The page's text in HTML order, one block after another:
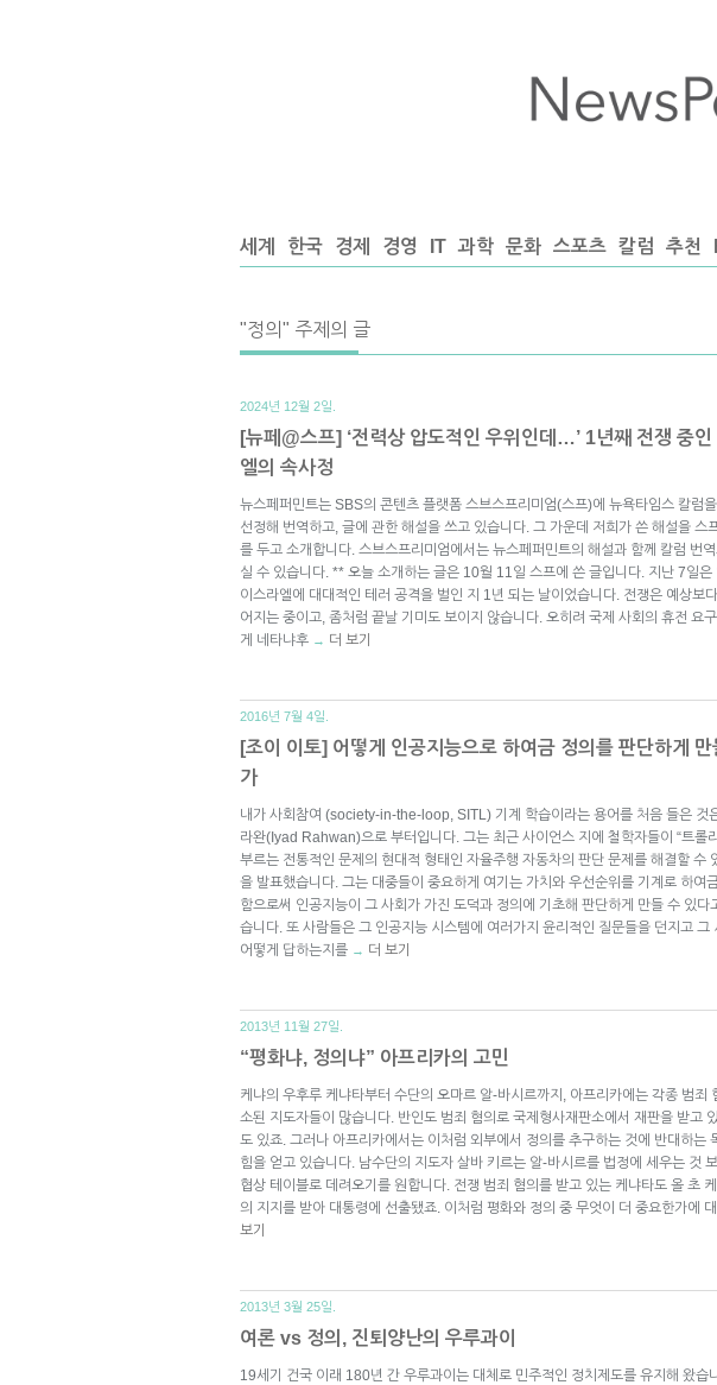
세계 한국 경제 경영 IT 과학 문화 스포츠 칼럼 추천
"정의" 주제의 글
2024년 12월 2일.
[뉴페@스프] ‘전력상 압도적인 우위인데…’ 1년째 전쟁 중인
엘의 속사정
뉴스페퍼민트는 SBS의 콘텐츠 플랫폼 스브스프리미엄(스프)에 뉴욕타임스 칼럼
선정해 번역하고, 글에 관한 해설을 쓰고 있습니다. 그 가운데 저희가 쓴 해설을 스
를 두고 소개합니다. 스브스프리미엄에서는 뉴스페퍼민트의 해설과 함께 칼럼 번
실 수 있습니다. ** 오늘 소개하는 글은 10월 11일 스프에 쓴 글입니다. 지난 7일은
이스라엘에 대대적인 테러 공격을 벌인 지 1년 되는 날이었습니다. 전쟁은 예상보
어지는 중이고, 좀처럼 끝날 기미도 보이지 않습니다. 오히려 국제 사회의 휴전 요
게 네타냐후 → 더 보기
2016년 7월 4일.
[조이 이토] 어떻게 인공지능으로 하여금 정의를 판단하게 만
가
내가 사회참여 (society-in-the-loop, SITL) 기계 학습이라는 용어를 처음 들은 것
라완(Iyad Rahwan)으로 부터입니다. 그는 최근 사이언스 지에 철학자들이 “트롤
부르는 전통적인 문제의 현대적 형태인 자율주행 자동차의 판단 문제를 해결할 수
을 발표했습니다. 그는 대중들이 중요하게 여기는 가치와 우선순위를 기계로 하여
함으로써 인공지능이 그 사회가 가진 도덕과 정의에 기초해 판단하게 만들 수 있다
습니다. 또 사람들은 그 인공지능 시스템에 여러가지 윤리적인 질문들을 던지고 그
어떻게 답하는지를 → 더 보기
2013년 11월 27일.
“평화냐, 정의냐” 아프리카의 고민
케냐의 우후루 케냐타부터 수단의 오마르 알-바시르까지, 아프리카에는 각종 범죄
소된 지도자들이 많습니다. 반인도 범죄 혐의로 국제형사재판소에서 재판을 받고
도 있죠. 그러나 아프리카에서는 이처럼 외부에서 정의를 추구하는 것에 반대하는
힘을 얻고 있습니다. 남수단의 지도자 살바 키르는 알-바시르를 법정에 세우는 것
협상 테이블로 데려오기를 원합니다. 전쟁 범죄 혐의를 받고 있는 케냐타도 올 초
의 지지를 받아 대통령에 선출됐죠. 이처럼 평화와 정의 중 무엇이 더 중요한가에
보기
2013년 3월 25일.
여론 vs 정의, 진퇴양난의 우루과이
19세기 건국 이래 180년 간 우루과이는 대체로 민주적인 정치제도를 유지해 왔습